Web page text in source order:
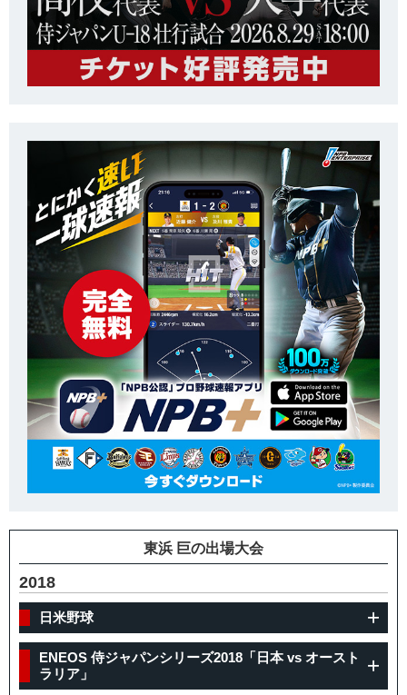
東浜 巨の出場大会
2018
日米野球
ENEOS 侍ジャパンシリーズ2018「日本 vs オースト
ラリア」